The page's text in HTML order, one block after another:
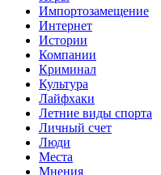
Импортозамещение
Интернет
Истории
Компании
Криминал
Культура
Лайфхаки
Летние виды спорта
Личный счет
Люди
Места
Мнения